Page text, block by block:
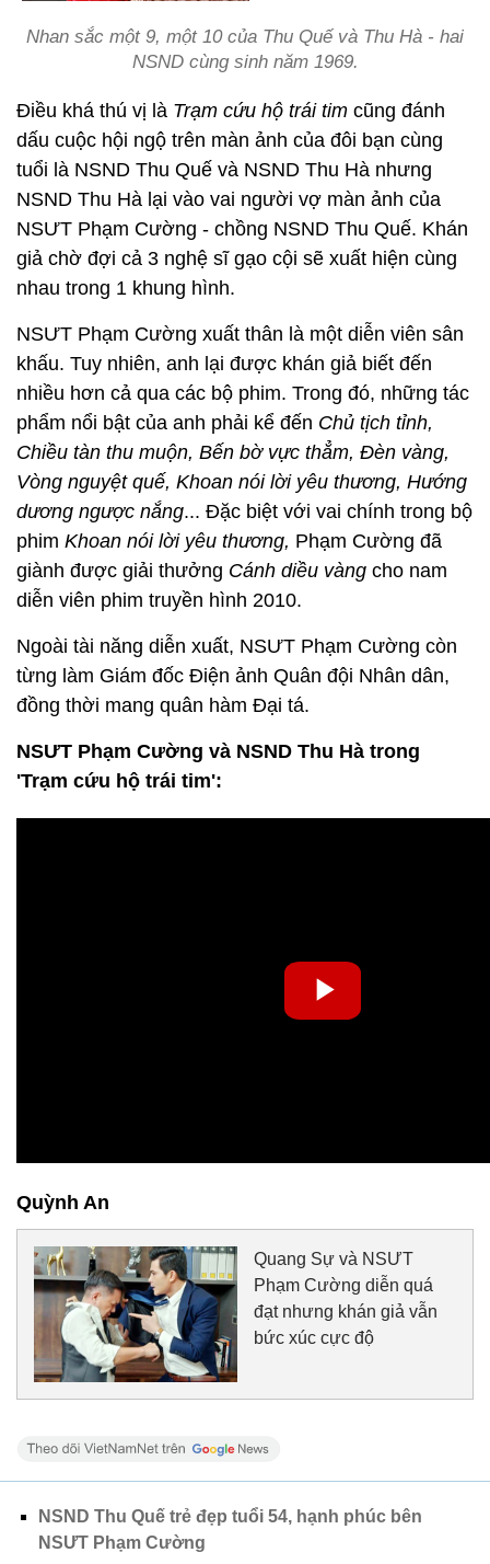
Nhan sắc một 9, một 10 của Thu Quế và Thu Hà - hai
NSND cùng sinh năm 1969.
Điều khá thú vị là Trạm cứu hộ trái tim cũng đánh
dấu cuộc hội ngộ trên màn ảnh của đôi bạn cùng
tuổi là NSND Thu Quế và NSND Thu Hà nhưng
NSND Thu Hà lại vào vai người vợ màn ảnh của
NSƯT Phạm Cường - chồng NSND Thu Quế. Khán
giả chờ đợi cả 3 nghệ sĩ gạo cội sẽ xuất hiện cùng
nhau trong 1 khung hình.
NSƯT Phạm Cường xuất thân là một diễn viên sân
khấu. Tuy nhiên, anh lại được khán giả biết đến
nhiều hơn cả qua các bộ phim. Trong đó, những tác
phẩm nổi bật của anh phải kể đến Chủ tịch tỉnh,
Chiều tàn thu muộn, Bến bờ vực thẳm, Đèn vàng,
Vòng nguyệt quế, Khoan nói lời yêu thương, Hướng
dương ngược nắng... Đặc biệt với vai chính trong bộ
phim Khoan nói lời yêu thương, Phạm Cường đã
giành được giải thưởng Cánh diều vàng cho nam
diễn viên phim truyền hình 2010.
Ngoài tài năng diễn xuất, NSƯT Phạm Cường còn
từng làm Giám đốc Điện ảnh Quân đội Nhân dân,
đồng thời mang quân hàm Đại tá.
NSƯT Phạm Cường và NSND Thu Hà trong
'Trạm cứu hộ trái tim':
Quỳnh An
Quang Sự và NSƯT
Phạm Cường diễn quá
đạt nhưng khán giả vẫn
bức xúc cực độ
NSND Thu Quế trẻ đẹp tuổi 54, hạnh phúc bên
NSƯT Phạm Cường